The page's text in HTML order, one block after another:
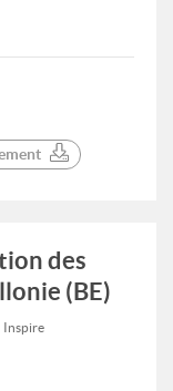
des
(BE)
Inspire